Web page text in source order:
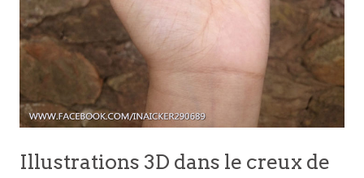
Illustrations 3D dans le creux de